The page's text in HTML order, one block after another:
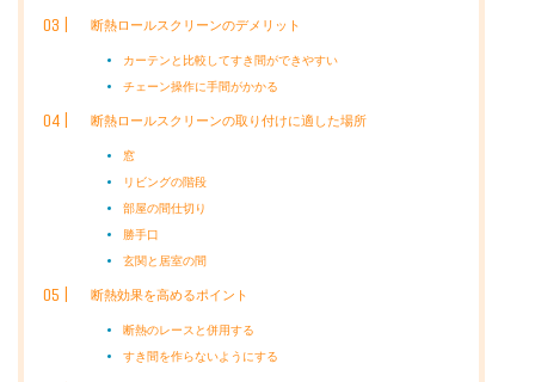
断熱ロールスクリーンのデメリット
カーテンと比較してすき間ができやすい
チェーン操作に手間がかかる
断熱ロールスクリーンの取り付けに適した場所
窓
リビングの階段
部屋の間仕切り
勝手口
玄関と居室の間
断熱効果を高めるポイント
断熱のレースと併用する
すき間を作らないようにする